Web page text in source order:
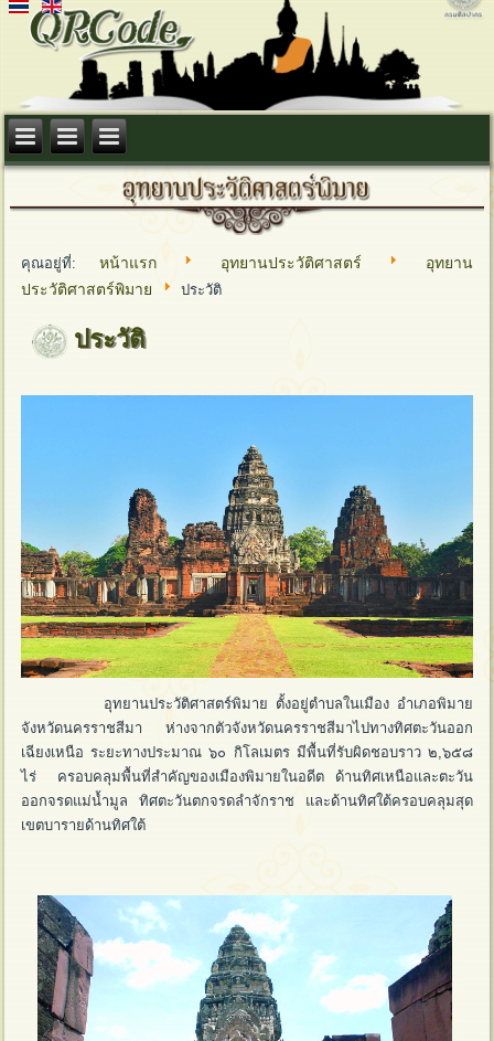
คุณอยู่ที่: หน้าแรก อุทยานประวัติศาสตร์
อุทยาน
ประวัติศาสตร์พิมาย
ประวัติ
ประวัติ
อุทยานประวัติศาสตร์พิมาย ตั้งอยู่ตำบลในเมือง อำเภอพิมาย
จังหวัดนครราชสีมา ห่างจากตัวจังหวัดนครราชสีมาไปทางทิศตะวันออก
เฉียงเหนือ ระยะทางประมาณ ๖๐ กิโลเมตร มีพื้นที่รับผิดชอบราว ๒,๖๕๘
ไร่ ครอบคลุมพื้นที่สำคัญของเมืองพิมายในอดีต ด้านทิศเหนือและตะวัน
ออกจรดแม่น้ำมูล ทิศตะวันตกจรดลำจักราช และด้านทิศใต้ครอบคลุมสุด
เขตบารายด้านทิศใต้